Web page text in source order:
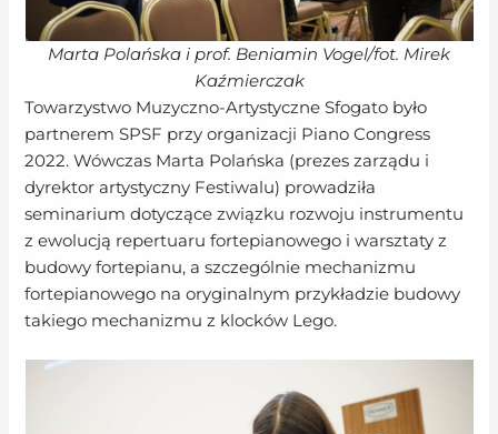
Marta Polańska i prof. Beniamin Vogel/fot. Mirek
Kaźmierczak
Towarzystwo Muzyczno-Artystyczne Sfogato było
partnerem SPSF przy organizacji Piano Congress
2022. Wówczas Marta Polańska (prezes zarządu i
dyrektor artystyczny Festiwalu) prowadziła
seminarium dotyczące związku rozwoju instrumentu
z ewolucją repertuaru fortepianowego i warsztaty z
budowy fortepianu, a szczególnie mechanizmu
fortepianowego na oryginalnym przykładzie budowy
takiego mechanizmu z klocków Lego.